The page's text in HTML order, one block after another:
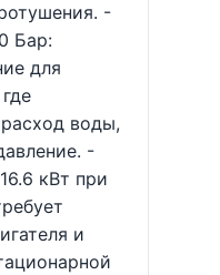
-
Бар:
для
воды,
-
кВт при
и